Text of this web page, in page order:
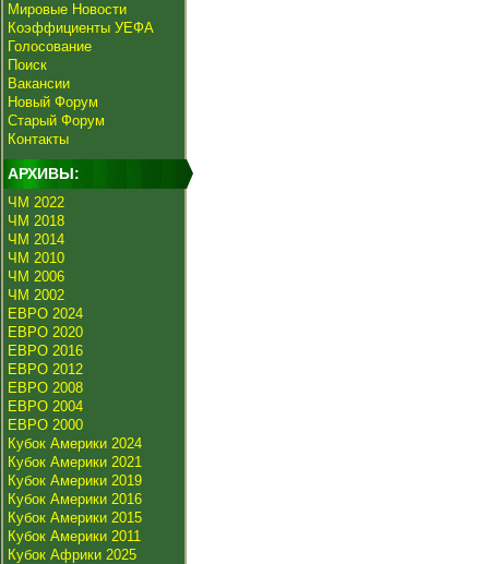
Мировые Новости
Коэффициенты УЕФА
Голосование
Поиск
Вакансии
Новый Форум
Старый Форум
Контакты
АРХИВЫ:
ЧМ 2022
ЧМ 2018
ЧМ 2014
ЧМ 2010
ЧМ 2006
ЧМ 2002
ЕВРО 2024
ЕВРО 2020
ЕВРО 2016
ЕВРО 2012
ЕВРО 2008
ЕВРО 2004
ЕВРО 2000
Кубок Америки 2024
Кубок Америки 2021
Кубок Америки 2019
Кубок Америки 2016
Кубок Америки 2015
Кубок Америки 2011
Кубок Африки 2025